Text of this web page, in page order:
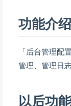
功能介绍
「后台管理配
管理、管理日
以后功能